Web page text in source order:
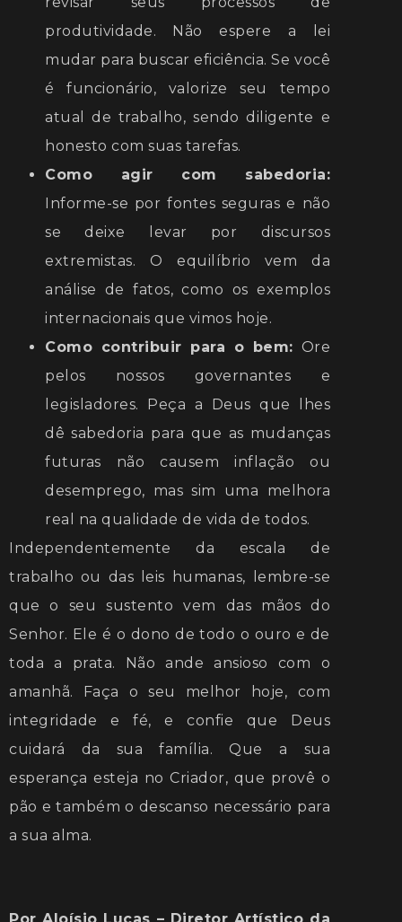
produtividade. Não espere a lei
mudar para buscar eficiência. Se você
é funcionário, valorize seu tempo
atual de trabalho, sendo diligente e
honesto com suas tarefas.
Como agir com sabedoria:
Informe-se por fontes seguras e não
se deixe levar por discursos
extremistas. O equilíbrio vem da
análise de fatos, como os exemplos
internacionais que vimos hoje.
Como contribuir para o bem: Ore
pelos nossos governantes e
legisladores. Peça a Deus que lhes
dê sabedoria para que as mudanças
futuras não causem inflação ou
desemprego, mas sim uma melhora
real na qualidade de vida de todos.
Independentemente da escala de
trabalho ou das leis humanas, lembre-se
que o seu sustento vem das mãos do
Senhor. Ele é o dono de todo o ouro e de
toda a prata. Não ande ansioso com o
amanhã. Faça o seu melhor hoje, com
integridade e fé, e confie que Deus
cuidará da sua família. Que a sua
esperança esteja no Criador, que provê o
pão e também o descanso necessário para
a sua alma.